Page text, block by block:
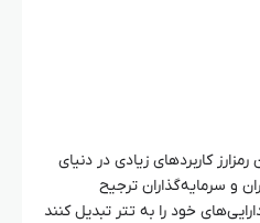
کاربردهای زیادی در دنیای
و سرمایه‌گذاران ترجیح
خود را به تتر تبدیل کنند